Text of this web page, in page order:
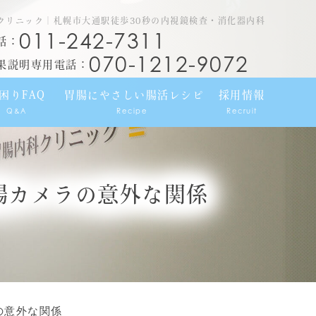
ニック｜札幌市大通駅徒歩30秒の内視鏡検査・消化器内科
： 011-242-7311
説明専用電話： 070-1212-9072
りFAQ
Q&A
胃腸にやさしい腸活レシピ
Recipe
採用情報
Recruit
メラの意外な関係
意外な関係